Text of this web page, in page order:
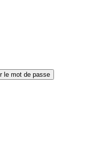
le mot de passe